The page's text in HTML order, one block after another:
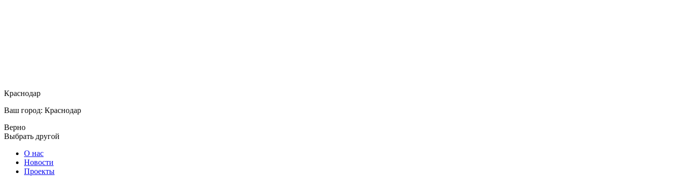
Краснодар
Ваш город: Краснодар
Верно
Выбрать другой
О нас
Новости
Проекты